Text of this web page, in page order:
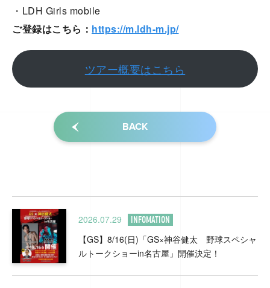
・LDH Girls mobile
ご登録はこちら： https://m.ldh-m.jp/
ツアー概要はこちら
BACK
2026.07.29 INFOMATION
【GS】8/16(日)「GS×神谷健太 野球スペシャ
ルトークショーin名古屋」開催決定！